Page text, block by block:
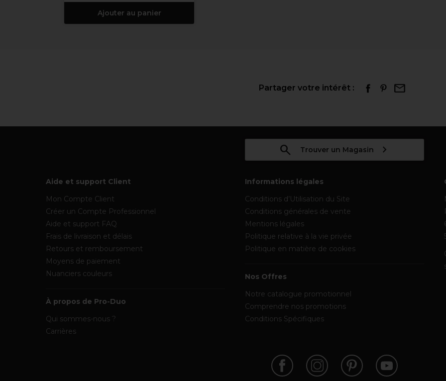
Ajouter au panier
Partager votre intérêt :
Trouver un Magasin
Aide et support Client
Mon Compte Client
Créer un Compte Professionnel
Aide et support FAQ
Frais de livraison et délais
Retours et remboursement
Moyens de paiement
Nuanciers couleurs
À propos de Pro-Duo
Qui sommes-nous ?
Carrières
Informations légales
Conditions d’Utilisation du Site
Conditions générales de vente
Mentions légales
Politique relative à la vie privée
Politique en matière de cookies
Nos Offres
Notre catalogue promotionnel
Comprendre nos promotions
Conditions Spécifiques